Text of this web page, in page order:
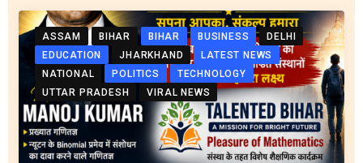
ASSAM BIHAR BIHAR BUSINESS
DELHI
EDUCATION
JHARKHAND
LATEST NEWS
NATIONAL
POLITICS
TECHNOLOGY
UTTAR PRADESH
VIRAL NEWS